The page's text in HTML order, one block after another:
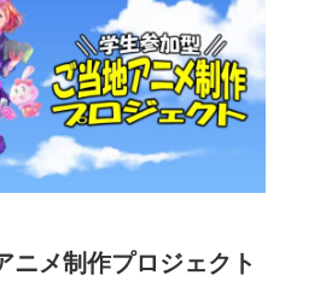
ニメ制作プロジェクト